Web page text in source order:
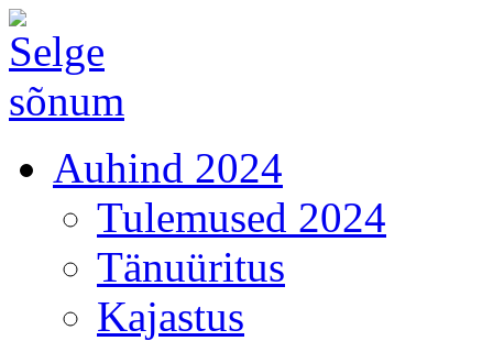
Auhind 2024
Tulemused 2024
Tänuüritus
Kajastus